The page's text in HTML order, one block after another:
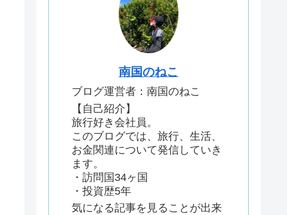
南国のねこ
ブログ運営者：南国のねこ
【自己紹介】
旅行好き会社員。
このブログでは、旅行、生活、
お金関連について発信していき
ます。
・訪問国34ヶ国
・投資歴5年
気になる記事を見ることが出来